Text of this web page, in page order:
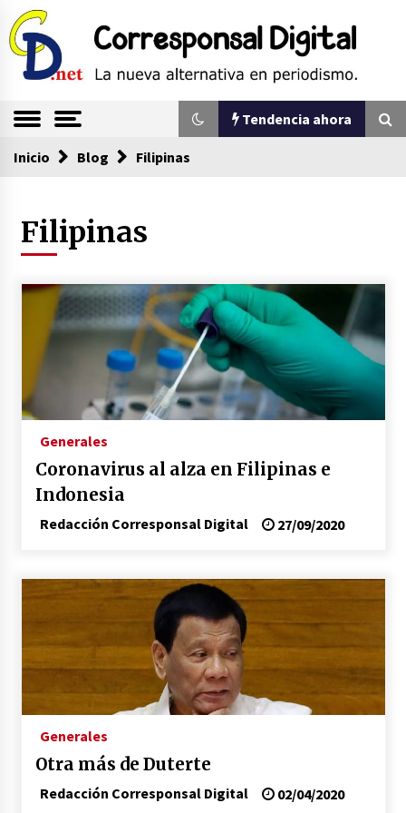
Saltar
al
contenido
Corresponsal
Digital
La nueva alternativa en periodismo
Tendencia ahora
Tendencia ahora
Sin ser abogado del diablo
Se eligen los supuestos futuros roedores del
congreso en Colombia
08/03/2026
Corina Machado y su sed de poder
17/01/2026
Irán, donde están los pinches grupos
feministas
15/01/2026
Falcao regresa con el rabo entre las patas
07/01/2026
Captura de Maduro, donde manda capitán,
04/01/2026
Otro regalo navideño de Petrosky, al caído
Inicio Blog Filipinas
Filipinas
Generales
Coronavirus al alza en Filipinas e
Indonesia
Redacción Corresponsal Digital 27/09/2020
Generales
Otra más de Duterte
Redacción Corresponsal Digital 02/04/2020